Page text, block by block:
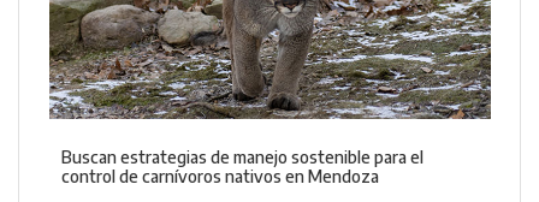
Buscan estrategias de manejo sostenible para el
control de carnívoros nativos en Mendoza